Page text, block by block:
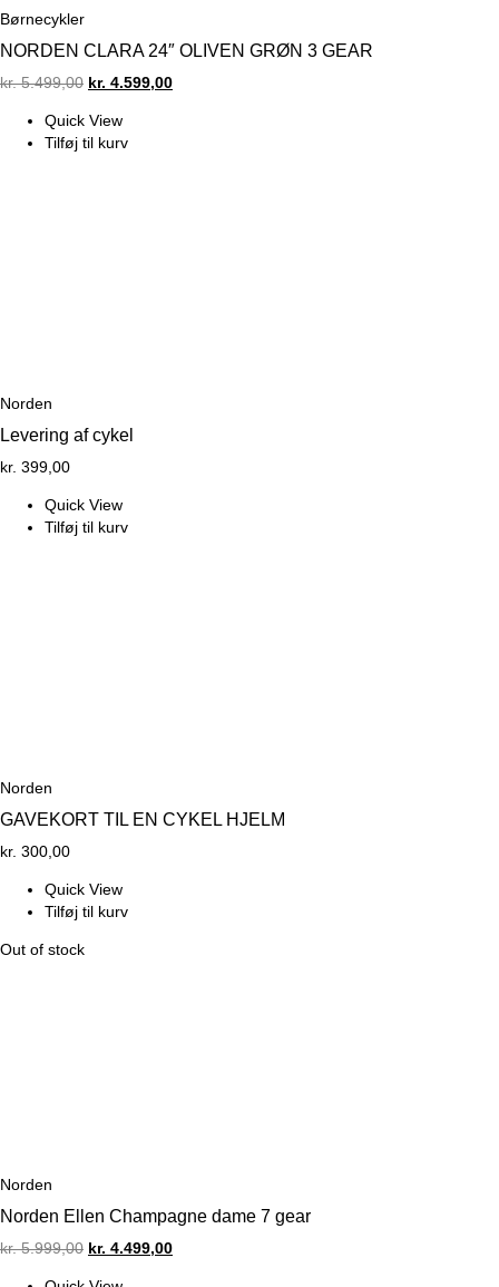
Børnecykler
NORDEN CLARA 24″ OLIVEN GRØN 3 GEAR
kr.5.499,00 Original
was:
kr. 5.499,00.
kr. 4.599,00Current
Quick View
Tilføj til kurv
Norden
Levering af cykel
kr. 399,00
Quick View
Tilføj til kurv
Norden
GAVEKORT TIL EN CYKEL HJELM
kr. 300,00
Quick View
Tilføj til kurv
Out of stock
Norden
Norden Ellen Champagne dame 7 gear
kr.5.999,00 Original
kr. 4.499,00Current